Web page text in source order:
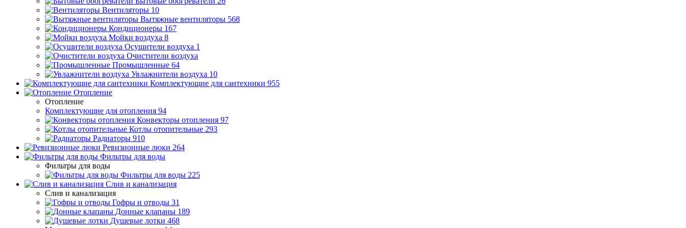
Вентиляторы 10
Вытяжные вентиляторы 568
Кондиционеры 167
Мойки воздуха 8
Осушители воздуха 1
Очистители воздуха
Промышленные 64
Увлажнители воздуха 10
Комплектующие для сантехники 955
Отопление
Отопление
Комплектующие для отопления 94
Конвекторы отопления 97
Котлы отопительные 293
Радиаторы 910
Ревизионные люки 264
Фильтры для воды
Фильтры для воды
Фильтры для воды 225
Слив и канализация
Слив и канализация
Гофры и отводы 31
Донные клапаны 189
Душевые лотки 468